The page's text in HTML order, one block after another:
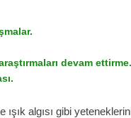
devam ettirme.
algısı gibi